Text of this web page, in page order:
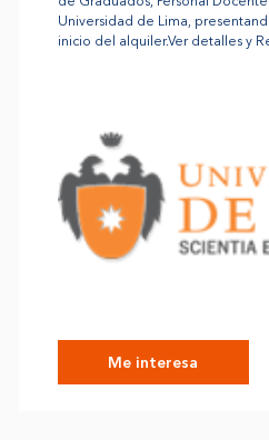
Universidad de Lima,
inicio del alquiler.Ver detalles y
Me interesa